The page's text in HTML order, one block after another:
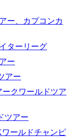
ー、カプコンカ
ターリーグ
ー
アー
ークワールドツア
ツアー
ワールドチャンピ